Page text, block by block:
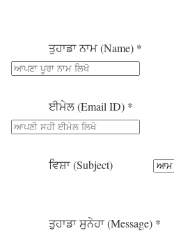
ਤੁਹਾਡਾ ਨਾਮ (Name) *
ਈਮੇਲ (Email ID) *
ਵਿਸ਼ਾ (Subject)
ਤੁਹਾਡਾ ਸੁਨੇਹਾ (Message) *